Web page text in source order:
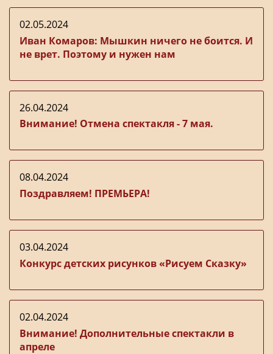
02.05.2024
Иван Комаров: Мышкин ничего не боится. И
не врет. Поэтому и нужен нам
26.04.2024
Внимание! Отмена спектакля - 7 мая.
08.04.2024
Поздравляем! ПРЕМЬЕРА!
03.04.2024
Конкурс детских рисунков «Рисуем Сказку»
02.04.2024
Внимание! Дополнительные спектакли в
апреле